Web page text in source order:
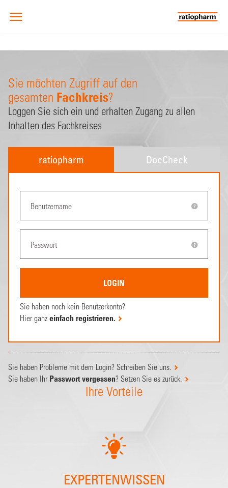
Ihre Vorteile
EXPERTENWISSEN
Sie möchten Zugriff auf den
gesamten Fachkreis?
Loggen Sie sich ein und erhalten Zugang zu allen
Inhalten des Fachkreises
ratiopharm DocCheck
Sie haben noch kein Benutzerkonto?
Hier ganz einfach registrieren.
Sie haben Probleme mit dem Login? Schreiben Sie uns.
Sie haben Ihr Passwort vergessen? Setzen Sie es zurück.